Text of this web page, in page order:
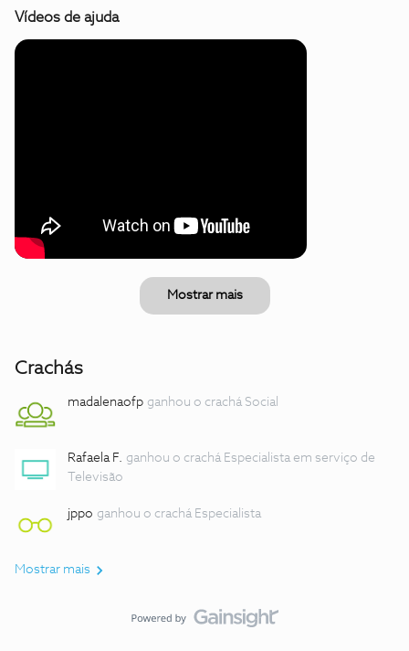
Vídeos de ajuda
Mostrar mais
Crachás
madalenaofp ganhou o crachá Social
Rafaela F. ganhou o crachá Especialista em serviço de
Televisão
jppo ganhou o crachá Especialista
Mostrar mais